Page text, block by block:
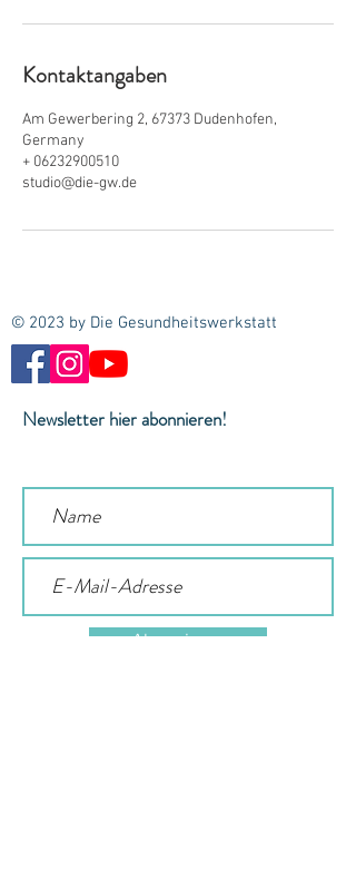
Kontaktangaben
Am Gewerbering 2, 67373 Dudenhofen,
Germany
+ 06232900510
studio@die-gw.de
© 2023 by Die Gesundheitswerkstatt
Newsletter hier abonnieren!
Abonnieren